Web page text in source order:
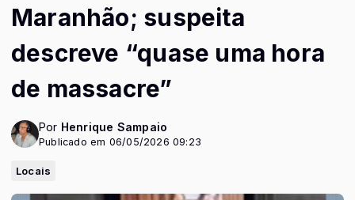
Maranhão; suspeita
descreve “quase uma hora
de massacre”
Por Henrique Sampaio
Publicado em 06/05/2026 09:23
Locais